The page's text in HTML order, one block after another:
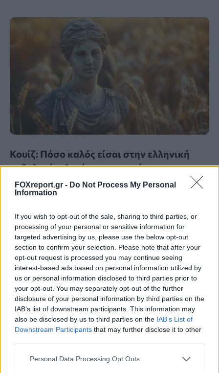
FOXreport.gr - Do Not Process My Personal
Information
If you wish to opt-out of the sale, sharing to third parties, or
processing of your personal or sensitive information for
targeted advertising by us, please use the below opt-out
section to confirm your selection. Please note that after your
opt-out request is processed you may continue seeing
interest-based ads based on personal information utilized by
us or personal information disclosed to third parties prior to
your opt-out. You may separately opt-out of the further
disclosure of your personal information by third parties on the
IAB’s list of downstream participants. This information may
also be disclosed by us to third parties on the IAB’s List of
Downstream Participants that may further disclose it to other
Personal Data Processing Opt Outs
Κουίζ: Πόσο καλός είσαι στην ελληνική
μυθολογία; Δοκίμασε τις γνώσεις σου και
κάνε το 3 στα 3